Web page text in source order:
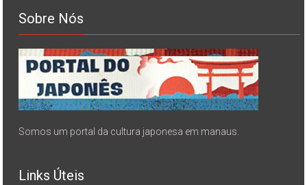
Sobre Nós
Somos um portal da cultura japonesa em manaus.
Links Úteis